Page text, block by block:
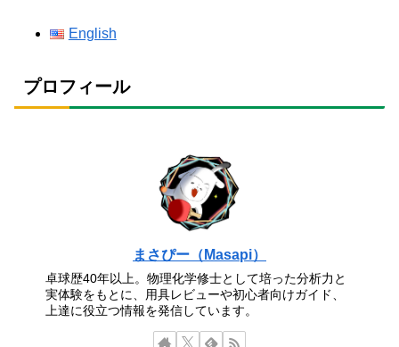
English
プロフィール
まさぴー（Masapi）
卓球歴40年以上。物理化学修士として培った分析力と
実体験をもとに、用具レビューや初心者向けガイド、
上達に役立つ情報を発信しています。